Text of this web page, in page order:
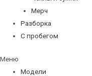
Мерч
Разборка
С пробегом
Меню
Модели